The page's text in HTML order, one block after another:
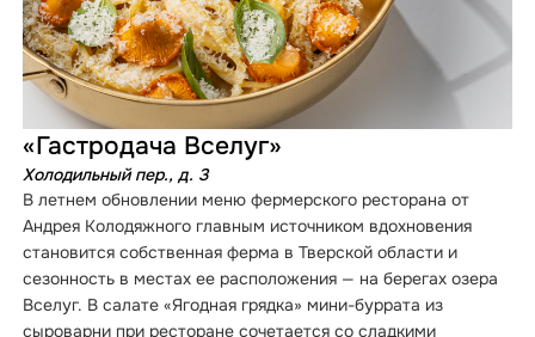
«Гастродача Вселуг»
Холодильный пер., д. 3
В летнем обновлении меню фермерского ресторана от
Андрея Колодяжного главным источником вдохновения
становится собственная ферма в Тверской области и
сезонность в местах ее расположения — на берегах озера
Вселуг. В салате «Ягодная грядка» мини-буррата из
сыроварни при ресторане сочетается со сладкими